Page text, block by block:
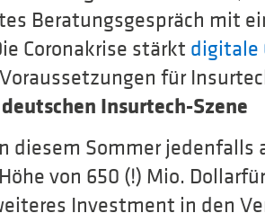
Beratungsgespräch mit
Coronakrise stärkt digitale
für
Insurtech-Szene
diesem Sommer jedenfalls
von 650 (!) Mio.
Investment in den